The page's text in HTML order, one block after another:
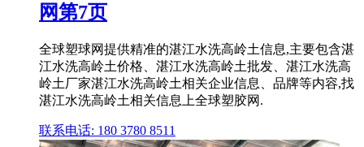
网第7页
全球塑球网提供精准的湛江水洗高岭土信息,主要包含湛
江水洗高岭土价格、湛江水洗高岭土批发、湛江水洗高
岭土厂家湛江水洗高岭土相关企业信息、品牌等内容,找
湛江水洗高岭土相关信息上全球塑胶网.
联系电话: 180 3780 8511